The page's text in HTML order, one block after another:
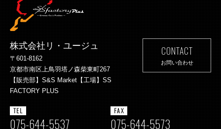
株式会社リ・ユージュ
〒601-8162
京都市南区上鳥羽塔ノ森柴東町267
【販売部】S&S Market【工場】SS
FACTORY PLUS
CONTACT
お問い合わせ
TEL
075-644-5537
FAX
075-644-5573